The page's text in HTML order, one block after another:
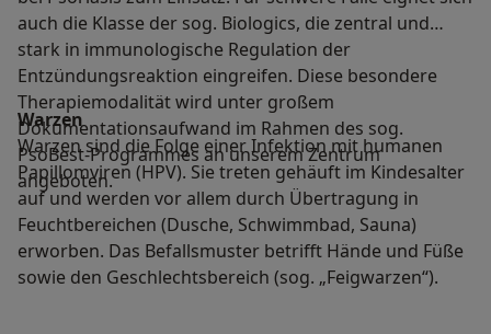
auch die Klasse der sog. Biologics, die zentral und
stark in immunologische Regulation der
Entzündungsreaktion eingreifen. Diese besondere
Therapiemodalität wird unter großem
Dokumentationsaufwand im Rahmen des sog.
PsoBest-Programmes an unserem Zentrum
angeboten.
Warzen
Warzen sind die Folge einer Infektion mit humanen
Papillomviren (HPV). Sie treten gehäuft im Kindesalter
auf und werden vor allem durch Übertragung in
Feuchtbereichen (Dusche, Schwimmbad, Sauna)
erworben. Das Befallsmuster betrifft Hände und Füße
sowie den Geschlechtsbereich (sog. „Feigwarzen“).